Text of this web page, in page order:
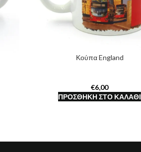
Κούπα England
€
ΠΡΟΣΘΉΚΗ ΣΤΟ ΚΑΛΆΘΙ